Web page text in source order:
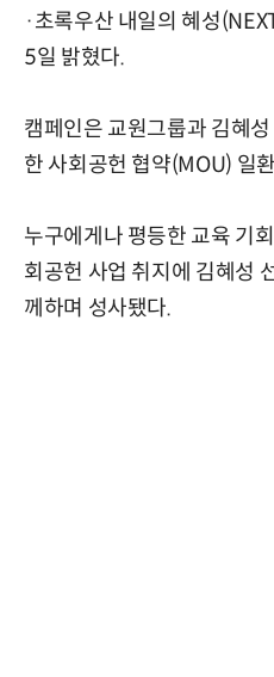
·초록우산 내일의 혜성
5일 밝혔다.
캠페인은 교원그룹과 김혜
한 사회공헌 협약(MOU) 일
누구에게나 평등한 교육 기
회공헌 사업 취지에 김혜성
께하며 성사됐다.